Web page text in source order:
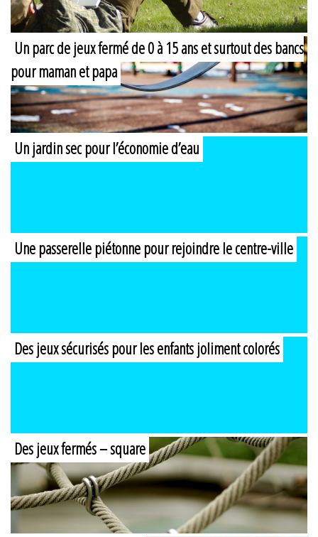
Un parc de jeux fermé de 0 à 15 ans et surtout des bancs
pour maman et papa
Un jardin sec pour l’économie d’eau
Une passerelle piétonne pour rejoindre le centre-ville
Des jeux sécurisés pour les enfants joliment colorés
Des jeux fermés – square